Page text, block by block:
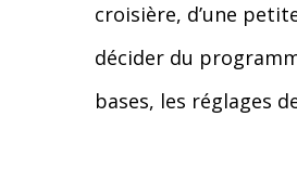
croisière, d’une
décider du
bases, les réglages